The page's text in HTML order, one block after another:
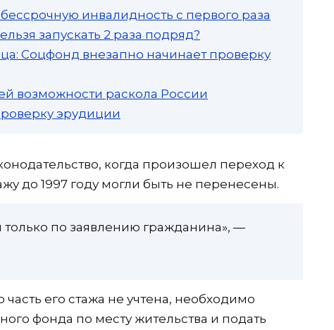
инвалидность с первого раза
запускать 2 раза подряд?
Соцфонд внезапно начинает проверку
возможности раскола России
эрудиции
когда произошел переход к
до 1997 году могли быть не перенесены.
только по заявлению гражданина», —
его стажа не учтена, необходимо
фонда по месту жительства и подать